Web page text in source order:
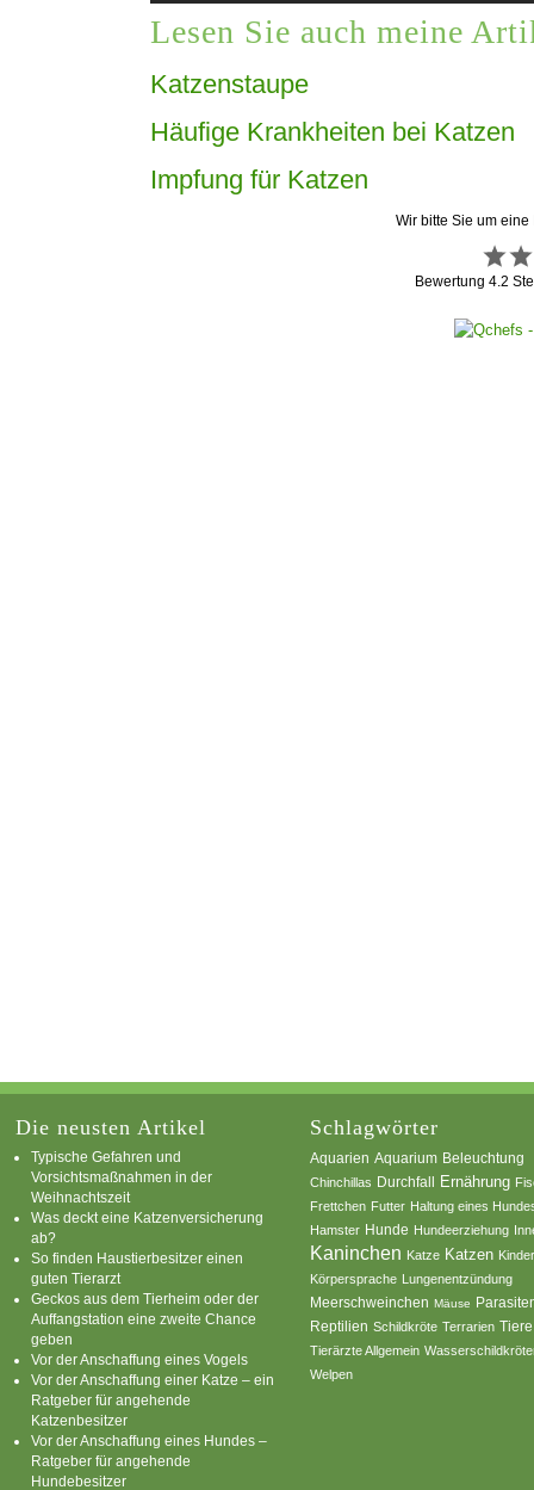
Lesen Sie auch meine
Katzenstaupe
Häufige Krankheiten bei Katzen
Impfung für Katzen
Wir bitte Sie um
Bewertung4.2
Die neusten Artikel
Typische Gefahren und
Vorsichtsmaßnahmen in der
Weihnachtszeit
Was deckt eine Katzenversicherung
ab?
So finden Haustierbesitzer einen
guten Tierarzt
Geckos aus dem Tierheim oder der
Auffangstation eine zweite Chance
geben
Vor der Anschaffung eines Vogels
Vor der Anschaffung einer Katze – ein
Ratgeber für angehende
Katzenbesitzer
Vor der Anschaffung eines Hundes –
Ratgeber für angehende
Hundebesitzer
Schlagwörter
Aquarien Aquarium Beleuchtung
Chinchillas Durchfall Ernährung
Frettchen Futter Haltung eines
Hamster Hunde Hundeerziehung
Kaninchen Katze Katzen
Körpersprache Lungenentzündung
Meerschweinchen Mäuse
Reptilien Schildkröte Terrarien Tiere
Tierärzte Allgemein
Welpen